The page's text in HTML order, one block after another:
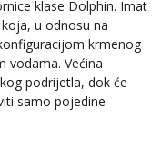
klase Dolphin. Imat
u odnosu na
krmenog
vodama. Većina
podrijetla, dok će
samo pojedine